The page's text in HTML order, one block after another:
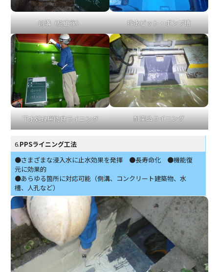
側溝（施工後） 排水ピット・ポンプ槽
下水処理場防食ライニング 耐薬品ライニング
6.PPSライニング工法
●さまざまな浸入水に止水効果を発揮 ●長寿命化 ●機能復
元に効果的
●あらゆる箇所に対応可能（側溝、コンクリート建築物、水
槽、人孔など）